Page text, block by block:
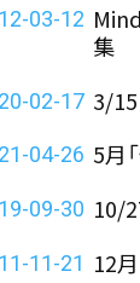
03-12
集
02-17 3/
04-26 5月
09-30 10/
11-21 12